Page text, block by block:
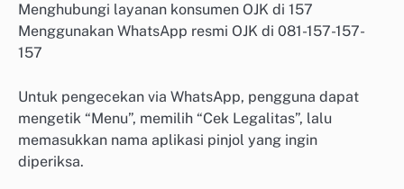
Menghubungi layanan konsumen OJK di 157
Menggunakan WhatsApp resmi OJK di 081-157-157-
157
Untuk pengecekan via WhatsApp, pengguna dapat
mengetik “Menu”, memilih “Cek Legalitas”, lalu
memasukkan nama aplikasi pinjol yang ingin
diperiksa.